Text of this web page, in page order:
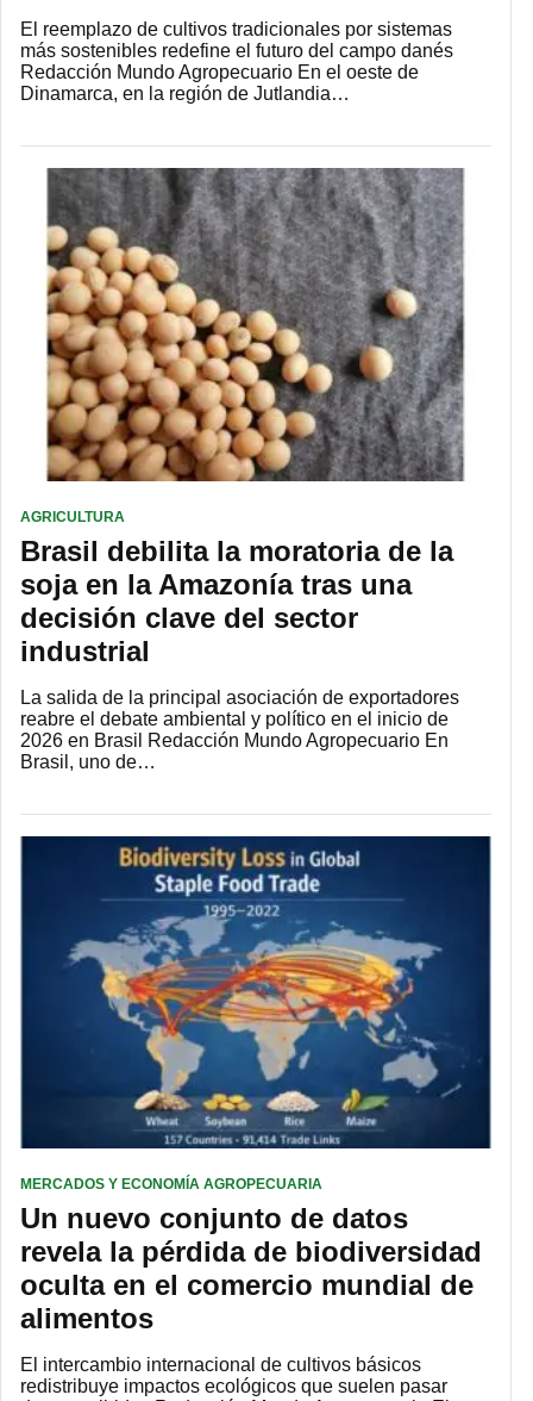
El reemplazo de cultivos tradicionales por sistemas
más sostenibles redefine el futuro del campo danés
Redacción Mundo Agropecuario En el oeste de
Dinamarca, en la región de Jutlandia…
AGRICULTURA
Brasil debilita la moratoria de la
soja en la Amazonía tras una
decisión clave del sector
industrial
La salida de la principal asociación de exportadores
reabre el debate ambiental y político en el inicio de
2026 en Brasil Redacción Mundo Agropecuario En
Brasil, uno de…
MERCADOS Y ECONOMÍA AGROPECUARIA
Un nuevo conjunto de datos
revela la pérdida de biodiversidad
oculta en el comercio mundial de
alimentos
El intercambio internacional de cultivos básicos
redistribuye impactos ecológicos que suelen pasar